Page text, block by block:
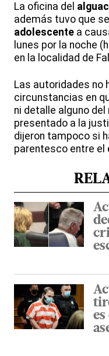
La oficina del
además tuvo que
adolescente a
lunes por la noche
en la localidad de
Las autoridades no
circunstancias en
ni detalle alguno del
presentado a la
dijeron tampoco si
parentesco entre el